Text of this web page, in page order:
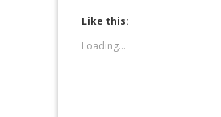
Twitter
(Opens
in
new
window)
Like this:
Loading...